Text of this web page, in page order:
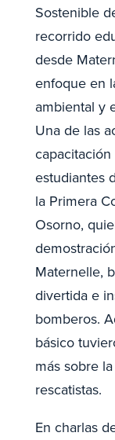
Sostenible
recorrido
desde
enfoque en
ambiental y
Una de las
estudiantes
la Primera
Osorno,
Maternelle,
divertida e
bomberos.
básico
más sobre
rescatistas.
En charlas